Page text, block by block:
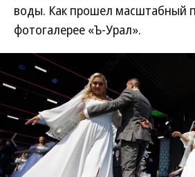
воды. Как прошел масштабный
фотогалерее «Ъ-Урал».